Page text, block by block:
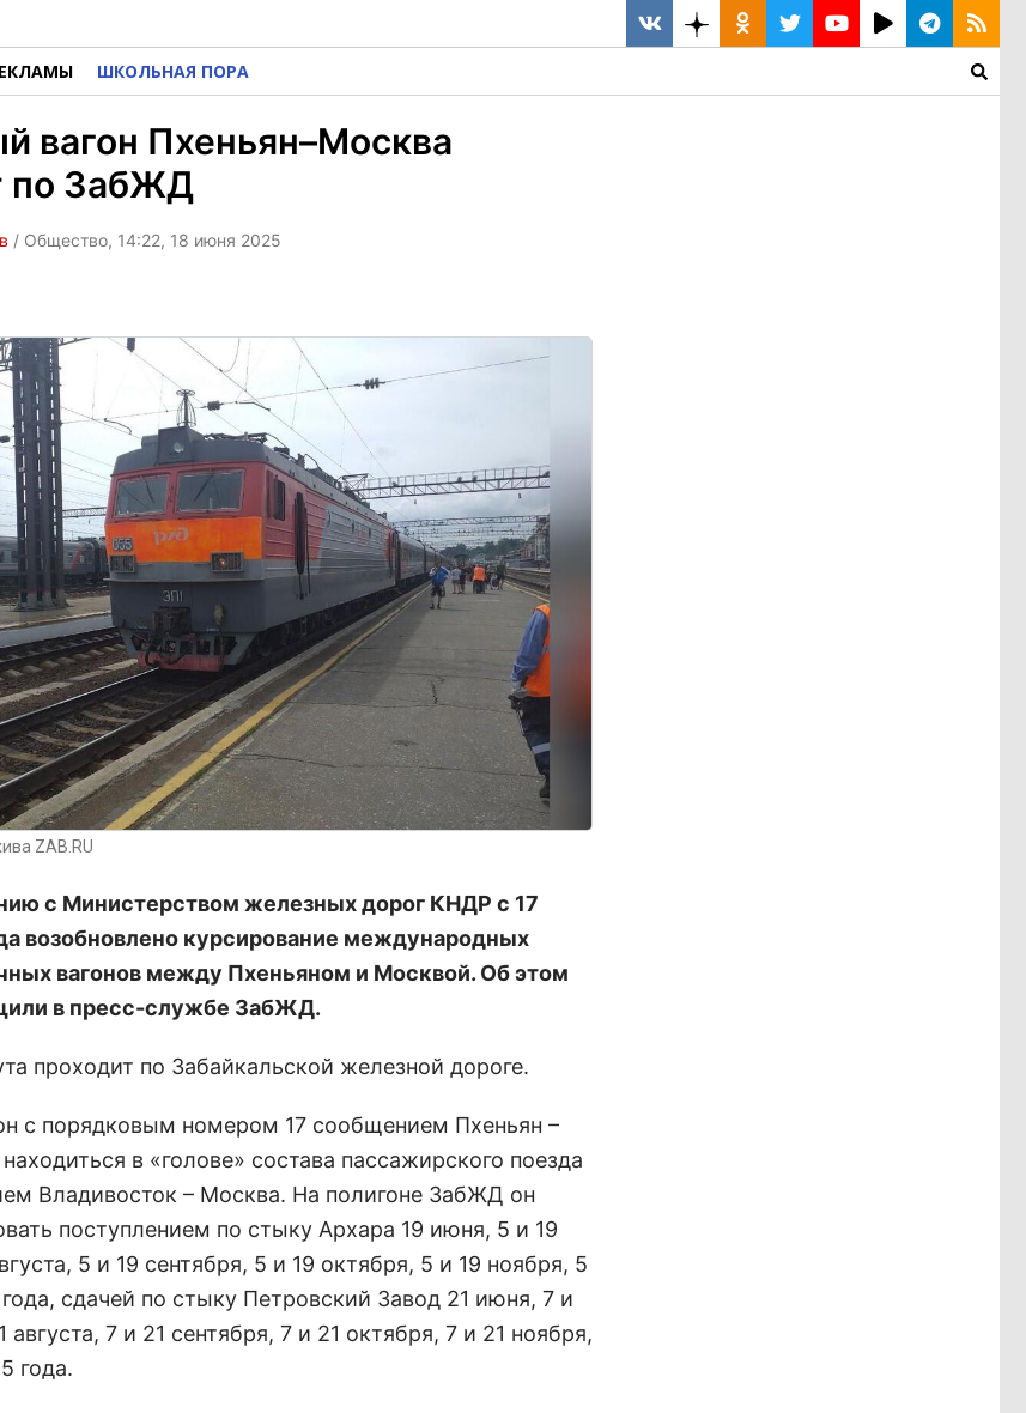
ШКОЛЬНАЯ ПОРА
вагон Пхеньян–Москва
по ЗабЖД
/ Общество, 14:22, 18 июня 2025
ZAB.RU
с Министерством железных дорог КНДР с 17
возобновлено курсирование международных
вагонов между Пхеньяном и Москвой. Об этом
в пресс-службе ЗабЖД.
проходит по Забайкальской железной дороге.
с порядковым номером 17 сообщением Пхеньян –
в «голове» состава пассажирского поезда
Владивосток – Москва. На полигоне ЗабЖД он
поступлением по стыку Архара 19 июня, 5 и 19
5 и 19 сентября, 5 и 19 октября, 5 и 19 ноября, 5
сдачей по стыку Петровский Завод 21 июня, 7 и
августа, 7 и 21 сентября, 7 и 21 октября, 7 и 21 ноября,
года.